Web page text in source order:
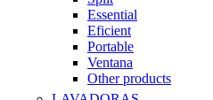
Essential
Eficient
Portable
Ventana
Other products